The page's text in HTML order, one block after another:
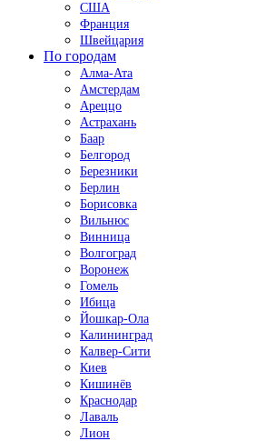
США
Франция
Швейцария
По городам
Алма-Ата
Амстердам
Ареццо
Астрахань
Баар
Белгород
Березники
Берлин
Борисовка
Вильнюс
Винница
Волгоград
Воронеж
Гомель
Ибица
Йошкар-Ола
Калининград
Калвер-Сити
Киев
Кишинёв
Краснодар
Лаваль
Лион